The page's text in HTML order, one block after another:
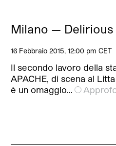
Milano — Delirious
16 Febbraio 2015, 12:00 pm CET
Il secondo lavoro della
APACHE, di scena al
è un omaggio…